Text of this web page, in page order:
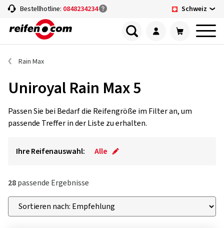
Bestellhotline: 0848234234 Schweiz
Rain Max
Uniroyal Rain Max 5
Passen Sie bei Bedarf die Reifengröße im Filter an, um
passende Treffer in der Liste zu erhalten.
Ihre Reifenauswahl: Alle
28passende Ergebnisse